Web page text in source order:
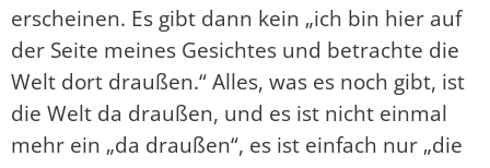
erscheinen. Es gibt dann kein „ich bin hier auf
der Seite meines Gesichtes und betrachte die
Welt dort draußen.“ Alles, was es noch gibt, ist
die Welt da draußen, und es ist nicht einmal
mehr ein „da draußen“, es ist einfach nur „die